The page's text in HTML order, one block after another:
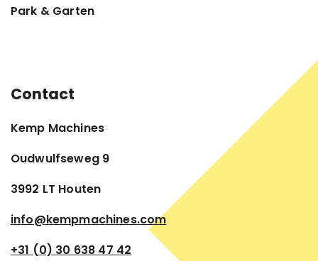
Park & Garten
Contact
Kemp Machines
Oudwulfseweg 9
3992 LT Houten
info@kempmachines.com
+31 (0) 30 638 47 42